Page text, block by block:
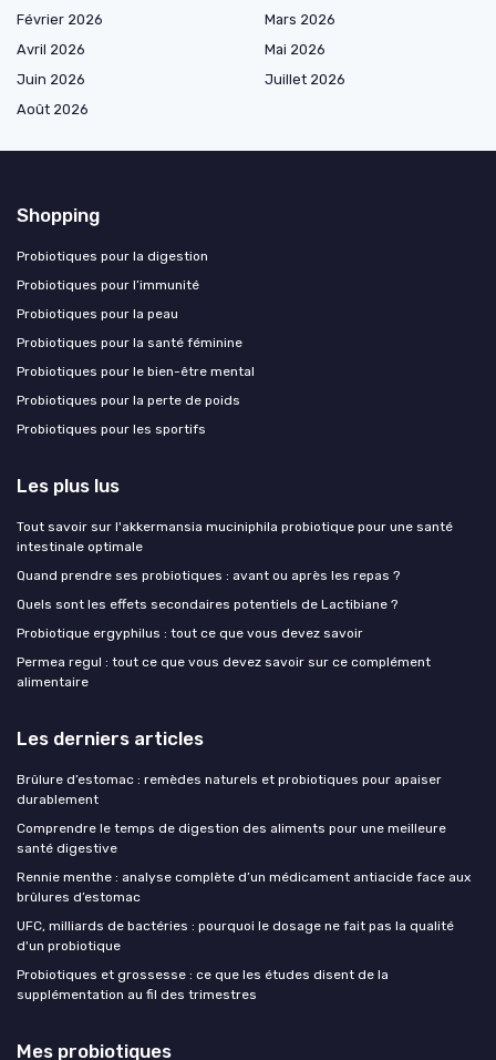
Février 2026
Mars 2026
Avril 2026
Mai 2026
Juin 2026
Juillet 2026
Août 2026
Shopping
Probiotiques pour la digestion
Probiotiques pour l’immunité
Probiotiques pour la peau
Probiotiques pour la santé féminine
Probiotiques pour le bien-être mental
Probiotiques pour la perte de poids
Probiotiques pour les sportifs
Les plus lus
Tout savoir sur l'akkermansia muciniphila probiotique pour une santé
intestinale optimale
Quand prendre ses probiotiques : avant ou après les repas ?
Quels sont les effets secondaires potentiels de Lactibiane ?
Probiotique ergyphilus : tout ce que vous devez savoir
Permea regul : tout ce que vous devez savoir sur ce complément
alimentaire
Les derniers articles
Brûlure d’estomac : remèdes naturels et probiotiques pour apaiser
durablement
Comprendre le temps de digestion des aliments pour une meilleure
santé digestive
Rennie menthe : analyse complète d’un médicament antiacide face aux
brûlures d’estomac
UFC, milliards de bactéries : pourquoi le dosage ne fait pas la qualité
d'un probiotique
Probiotiques et grossesse : ce que les études disent de la
supplémentation au fil des trimestres
Mes probiotiques